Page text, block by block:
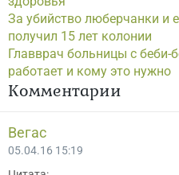
За убийство люберчанки и
получил 15 лет колонии
Главврач больницы с беби-
работает и кому это нужно
Комментарии
Вегас
05.04.16 15:19